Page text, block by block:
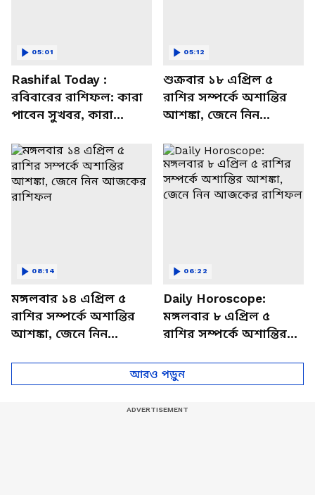
Rashifal Today :
রবিবারের রাশিফল: কারা
পাবেন সুখবর, কারা
বিশদে
05:01
শুক্রবার ১৮ এপ্রিল ৫
রাশির সম্পর্কে অশান্তির
আশঙ্কা, জেনে নিন
05:12
মঙ্গলবার ১৪ এপ্রিল ৫
রাশির সম্পর্কে অশান্তির
আশঙ্কা, জেনে নিন
08:14
Daily Horoscope:
মঙ্গলবার ৮ এপ্রিল ৫
রাশির সম্পর্কে অশান্তির
আজকের রাশিফল
06:22
আরও পড়ুন